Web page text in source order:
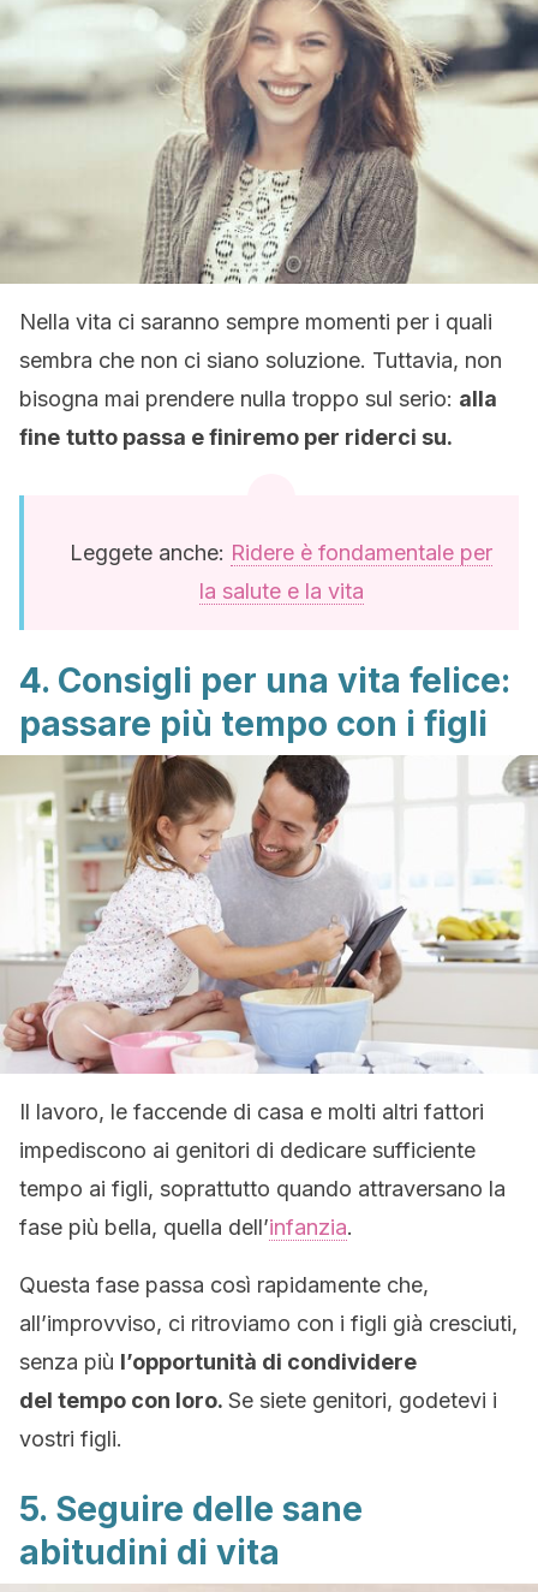
Nella vita ci saranno sempre momenti per i quali
sembra che non ci siano soluzione. Tuttavia, non
bisogna mai prendere nulla troppo sul serio: alla
fine tutto passa e finiremo per riderci su.
Leggete anche: Ridere è fondamentale per
la salute e la vita
4. Consigli per una vita felice:
passare più tempo con i figli
Il lavoro, le faccende di casa e molti altri fattori
impediscono ai genitori di dedicare sufficiente
tempo ai figli, soprattutto quando attraversano la
fase più bella, quella dell’infanzia.
Questa fase passa così rapidamente che,
all’improvviso, ci ritroviamo con i figli già cresciuti,
senza più l’opportunità di condividere
del tempo con loro. Se siete genitori, godetevi i
vostri figli.
5. Seguire delle sane
abitudini di vita